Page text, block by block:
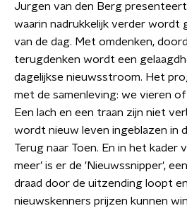
Jurgen van den Berg
waarin nadrukkelijk verder wordt
van de dag. Met omdenken,
terugdenken wordt een
dagelijkse nieuwsstroom. Het
met de samenleving: we vieren
Een lach en een traan zijn niet
wordt nieuw leven ingeblazen in
Terug naar Toen. En in het kader
meer’ is er de 'Nieuwssnipper',
draad door de uitzending loopt
nieuwskenners prijzen kunnen